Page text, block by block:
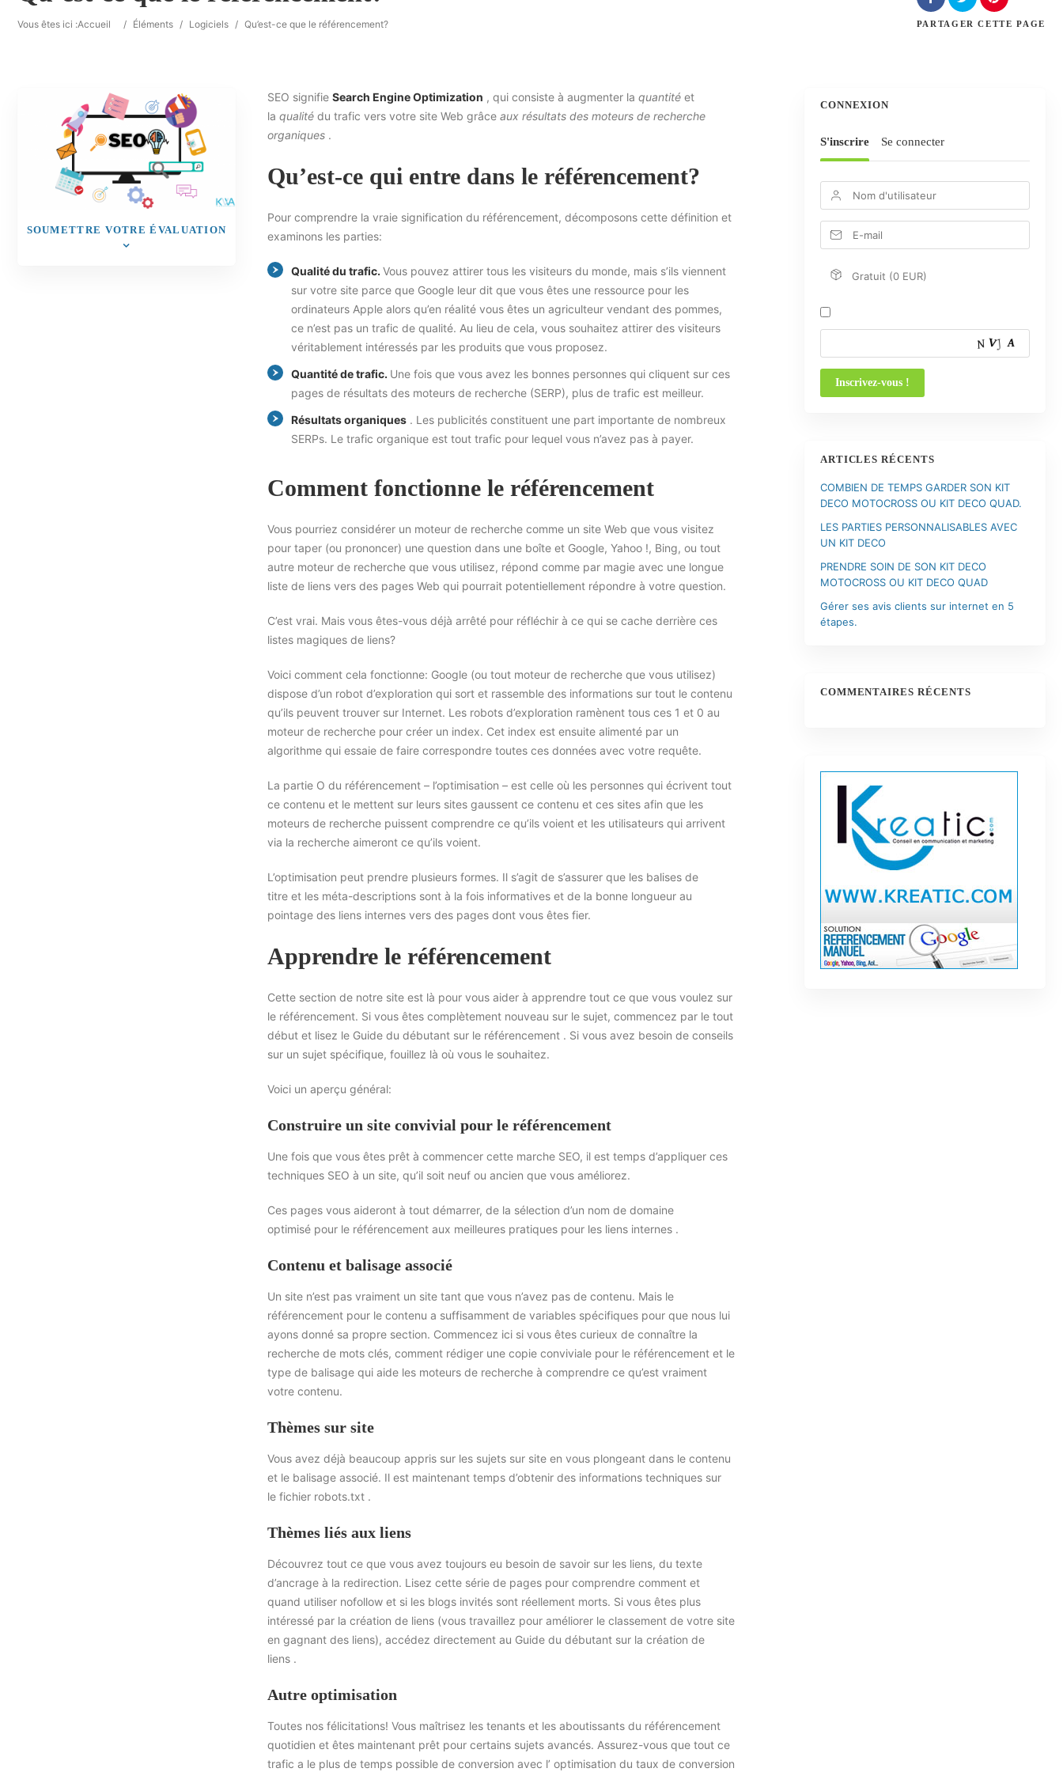
Vous êtes ici :Accueil / Éléments / Logiciels / Qu’est-ce que le référencement? PARTAGER CETTE PAGE
SOUMETTRE VOTRE ÉVALUATION
SEO signifie Search Engine Optimization , qui consiste à augmenter la quantitéet
la qualitédu trafic vers votre site Web grâce aux résultats des moteurs de recherche
organiques.
Qu’est-ce qui entre dans le référencement?
Pour comprendre la vraie signification du référencement, décomposons cette définition et
examinons les parties:
Qualité du trafic. Vous pouvez attirer tous les visiteurs du monde, mais s’ils viennent
sur votre site parce que Google leur dit que vous êtes une ressource pour les
ordinateurs Apple alors qu’en réalité vous êtes un agriculteur vendant des pommes,
ce n’est pas un trafic de qualité. Au lieu de cela, vous souhaitez attirer des visiteurs
véritablement intéressés par les produits que vous proposez.
Quantité de trafic. Une fois que vous avez les bonnes personnes qui cliquent sur ces
pages de résultats des moteurs de recherche (SERP), plus de trafic est meilleur.
Résultats organiques. Les publicités constituent une part importante de nombreux
SERPs. Le trafic organique est tout trafic pour lequel vous n’avez pas à payer.
Comment fonctionne le référencement
Vous pourriez considérer un moteur de recherche comme un site Web que vous visitez
pour taper (ou prononcer) une question dans une boîte et Google, Yahoo !, Bing, ou tout
autre moteur de recherche que vous utilisez, répond comme par magie avec une longue
liste de liens vers des pages Web qui pourrait potentiellement répondre à votre question.
C’est vrai. Mais vous êtes-vous déjà arrêté pour réfléchir à ce qui se cache derrière ces
listes magiques de liens?
Voici comment cela fonctionne: Google (ou tout moteur de recherche que vous utilisez)
dispose d’un robot d’exploration qui sort et rassemble des informations sur tout le contenu
qu’ils peuvent trouver sur Internet. Les robots d’exploration ramènent tous ces 1 et 0 au
moteur de recherche pour créer un index. Cet index est ensuite alimenté par un
algorithme qui essaie de faire correspondre toutes ces données avec votre requête.
La partie O du référencement – l’optimisation – est celle où les personnes qui écrivent tout
ce contenu et le mettent sur leurs sites gaussent ce contenu et ces sites afin que les
moteurs de recherche puissent comprendre ce qu’ils voient et les utilisateurs qui arrivent
via la recherche aimeront ce qu’ils voient.
L’optimisation peut prendre plusieurs formes. Il s’agit de s’assurer que les balises de
titre et les méta-descriptions sont à la fois informatives et de la bonne longueur au
pointage des liens internes vers des pages dont vous êtes fier.
Apprendre le référencement
Cette section de notre site est là pour vous aider à apprendre tout ce que vous voulez sur
le référencement. Si vous êtes complètement nouveau sur le sujet, commencez par le tout
début et lisez le Guide du débutant sur le référencement . Si vous avez besoin de conseils
sur un sujet spécifique, fouillez là où vous le souhaitez.
Voici un aperçu général:
Construire un site convivial pour le référencement
Une fois que vous êtes prêt à commencer cette marche SEO, il est temps d’appliquer ces
techniques SEO à un site, qu’il soit neuf ou ancien que vous améliorez.
Ces pages vous aideront à tout démarrer, de la sélection d’un nom de domaine
optimisé pour le référencement aux meilleures pratiques pour les liens internes .
Contenu et balisage associé
Un site n’est pas vraiment un site tant que vous n’avez pas de contenu. Mais le
référencement pour le contenu a suffisamment de variables spécifiques pour que nous lui
ayons donné sa propre section. Commencez ici si vous êtes curieux de connaître la
recherche de mots clés, comment rédiger une copie conviviale pour le référencement et le
type de balisage qui aide les moteurs de recherche à comprendre ce qu’est vraiment
votre contenu.
Thèmes sur site
Vous avez déjà beaucoup appris sur les sujets sur site en vous plongeant dans le contenu
et le balisage associé. Il est maintenant temps d’obtenir des informations techniques sur
le fichier robots.txt .
Thèmes liés aux liens
Découvrez tout ce que vous avez toujours eu besoin de savoir sur les liens, du texte
d’ancrage à la redirection. Lisez cette série de pages pour comprendre comment et
quand utiliser nofollow et si les blogs invités sont réellement morts. Si vous êtes plus
intéressé par la création de liens (vous travaillez pour améliorer le classement de votre site
en gagnant des liens), accédez directement au Guide du débutant sur la création de
liens .
Autre optimisation
Toutes nos félicitations! Vous maîtrisez les tenants et les aboutissants du référencement
quotidien et êtes maintenant prêt pour certains sujets avancés. Assurez-vous que tout ce
trafic a le plus de temps possible de conversion avec l’ optimisation du taux de conversion
CONNEXION
S'inscrire Se connecter
Gratuit (0 EUR)
ARTICLES RÉCENTS
COMBIEN DE TEMPS GARDER SON KIT
DECO MOTOCROSS OU KIT DECO QUAD.
LES PARTIES PERSONNALISABLES AVEC
UN KIT DECO
PRENDRE SOIN DE SON KIT DECO
MOTOCROSS OU KIT DECO QUAD
Gérer ses avis clients sur internet en 5
étapes.
COMMENTAIRES RÉCENTS